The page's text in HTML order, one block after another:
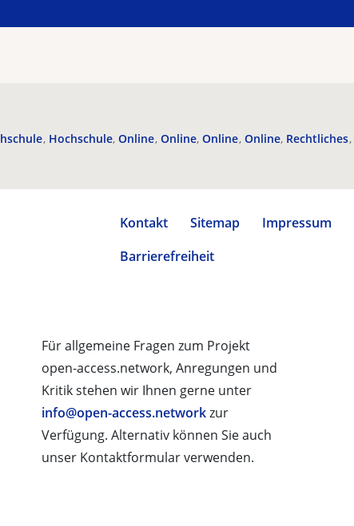
Hochschule Online Online Online Online Rechtliches
Kontakt Sitemap Impressum
Barrierefreiheit
Für allgemeine Fragen zum Projekt
open-access.network, Anregungen und
Kritik stehen wir Ihnen gerne unter
info@open-access.networkzur
Verfügung. Alternativ können Sie auch
unser Kontaktformular verwenden.